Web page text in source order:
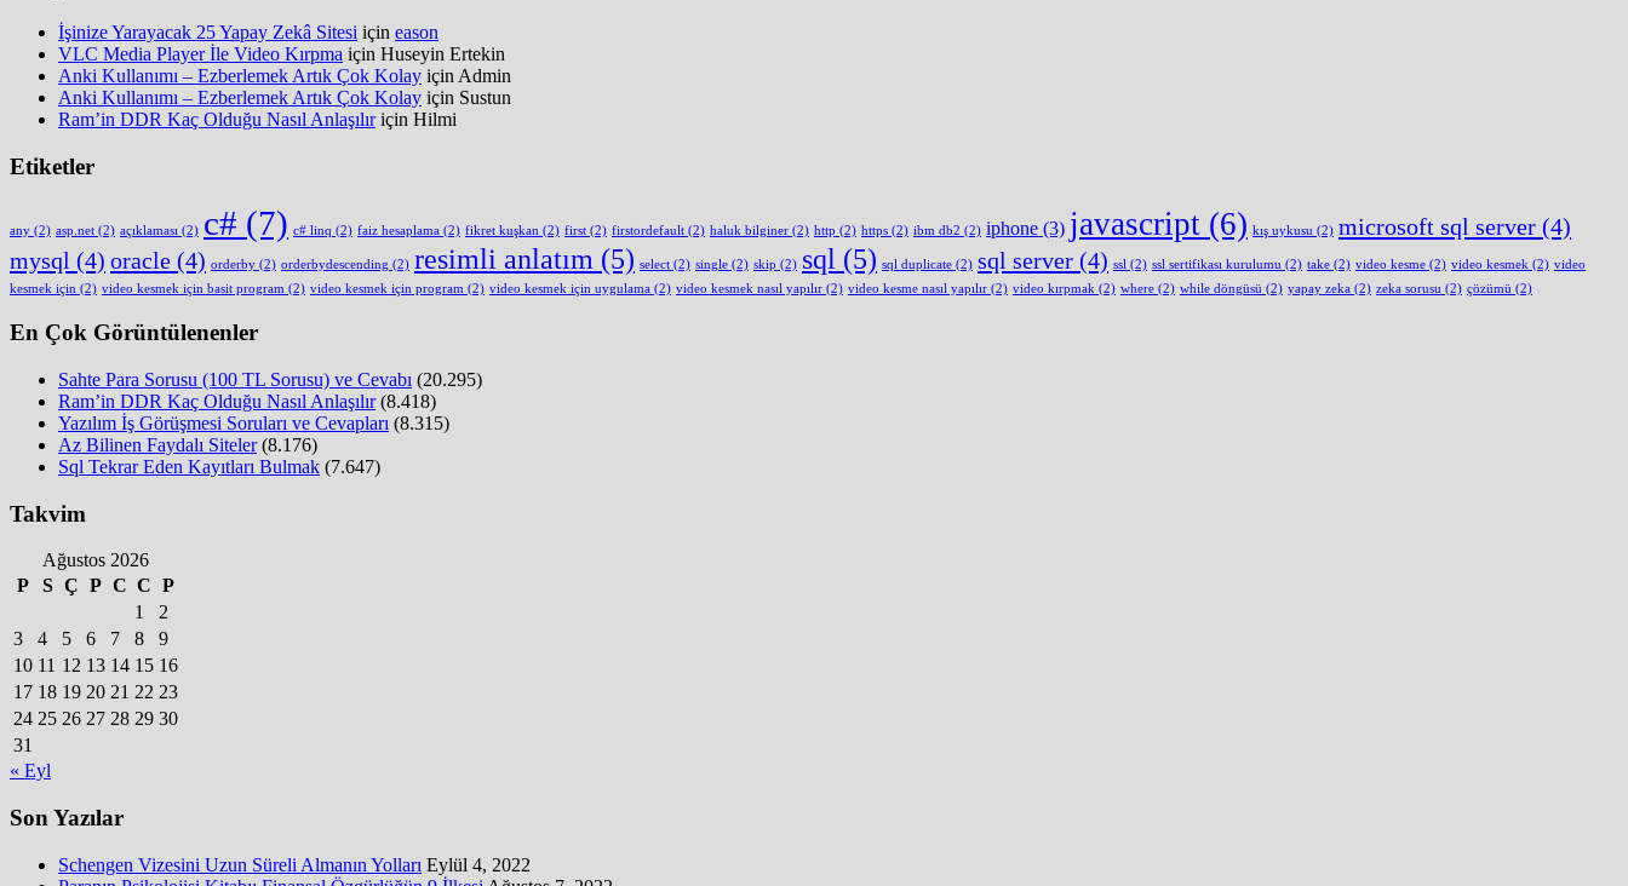
İşinize Yarayacak 25 Yapay Zekâ Sitesi için eason
VLC Media Player İle Video Kırpma için Huseyin Ertekin
Anki Kullanımı – Ezberlemek Artık Çok Kolay için Admin
Anki Kullanımı – Ezberlemek Artık Çok Kolay için Sustun
Ram’in DDR Kaç Olduğu Nasıl Anlaşılıriçin Hilmi
Etiketler
any (2) asp.net (2) açıklaması (2) c# (7) c# linq (2) faiz hesaplama (2) fikret kuşkan (2) first (2) firstordefault (2) haluk bilginer (2) http (2) https (2) ibm db2 (2) iphone (3) javascript (6) kış uykusu (2) microsoft sql server (4)
mysql (4) oracle (4) orderby (2) orderbydescending (2) resimli anlatım (5) select (2) single (2) skip (2) sql (5) sql duplicate (2) sql server (4) ssl (2) ssl sertifikası kurulumu (2) take (2) video kesme (2) video kesmek (2) video
kesmek için (2) video kesmek için basit program (2) video kesmek için program (2) video kesmek için uygulama (2) video kesmek nasıl yapılır (2) video kesme nasıl yapılır (2) video kırpmak (2) where (2) while döngüsü (2) yapay zeka (2) zeka sorusu (2) çözümü (2)
En Çok Görüntülenenler
Sahte Para Sorusu (100 TL Sorusu) ve Cevabı (20.295)
Ram’in DDR Kaç Olduğu Nasıl Anlaşılır (8.418)
Yazılım İş Görüşmesi Soruları ve Cevapları (8.315)
Az Bilinen Faydalı Siteler (8.176)
Sql Tekrar Eden Kayıtları Bulmak (7.647)
Takvim
Ağustos 2026
P
S Ç P C C P
1
2
3
4 5 6 7 8
9
10 11 12 13 14 15 16
17 18 19 20 21 22 23
24 25 26 27 28 29 30
31
« Eyl
Son Yazılar
Schengen Vizesini Uzun Süreli Almanın Yolları Eylül 4, 2022